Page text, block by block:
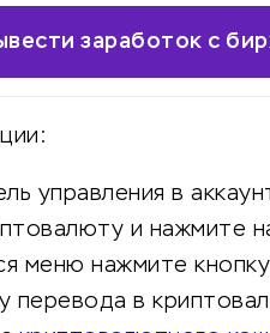
заработок с
управления в
и нажмите
меню нажмите кнопку
перевода в